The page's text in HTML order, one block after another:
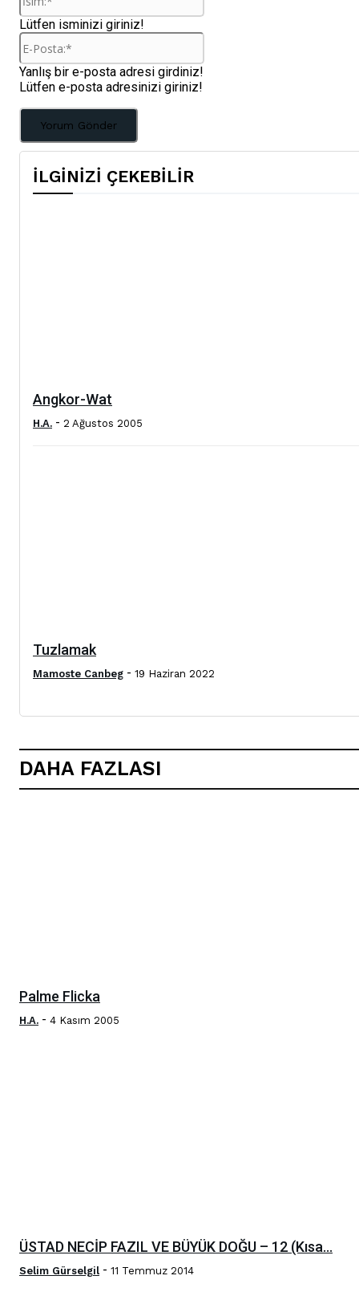
Lütfen isminizi giriniz!
E-
Yanlış bir e-posta adresi girdiniz!
Lütfen e-posta adresinizi giriniz!
İLGİNİZİ ÇEKEBİLİR
Angkor-Wat
H.A. - 2 Ağustos 2005
Tuzlamak
Mamoste Canbeg - 19 Haziran 2022
DAHA FAZLASI
Palme Flicka
H.A. - 4 Kasım 2005
ÜSTAD NECİP FAZIL VE BÜYÜK DOĞU – 12 (Kısa...
Selim Gürselgil - 11 Temmuz 2014